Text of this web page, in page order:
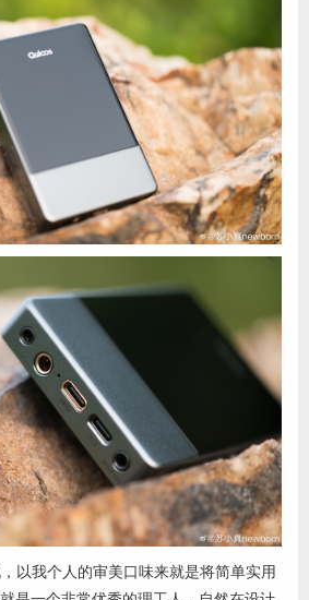
以我个人的审美口味来就是将简单实用